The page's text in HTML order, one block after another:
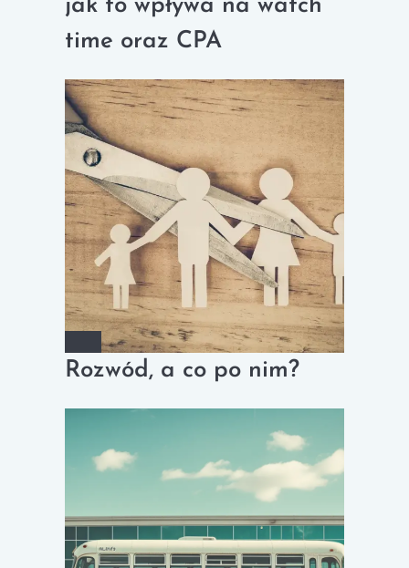
jak to wpływa na watch
time oraz CPA
Rozwód, a co po nim?